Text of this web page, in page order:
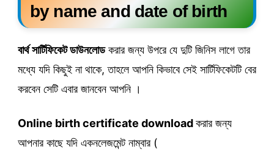
by name and date of birth
বার্থ সার্টিফিকেট ডাউনলোডকরার জন্য উপরে যে দুটি জিনিস লাগে তার
মধ্যে যদি কিছুই না থাকে, তাহলে আপনি কিভাবে সেই সার্টিফিকেটটি বের
করবেন সেটি এবার জানবেন আপনি ।
Online birth certificate downloadকরার জন্য
আপনার কাছে যদি একনলেজমেন্ট নাম্বার (